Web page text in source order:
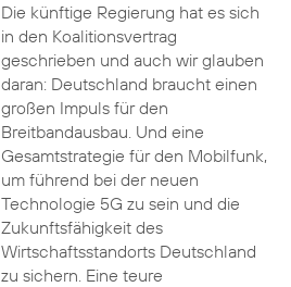
Die künftige Regierung hat es sich
in den Koalitionsvertrag
geschrieben und auch wir glauben
daran: Deutschland braucht einen
großen Impuls für den
Breitbandausbau. Und eine
Gesamtstrategie für den Mobilfunk,
um führend bei der neuen
Technologie 5G zu sein und die
Zukunftsfähigkeit des
Wirtschaftsstandorts Deutschland
zu sichern. Eine teure